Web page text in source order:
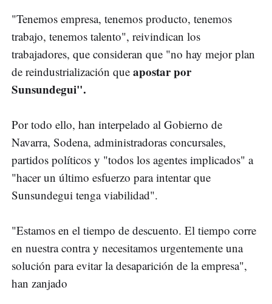
"Tenemos empresa, tenemos producto, tenemos
trabajo, tenemos talento", reivindican los
trabajadores, que consideran que "no hay mejor plan
de reindustrialización que apostar por
Sunsundegui".
Por todo ello, han interpelado al Gobierno de
Navarra, Sodena, administradoras concursales,
partidos políticos y "todos los agentes implicados" a
"hacer un último esfuerzo para intentar que
Sunsundegui tenga viabilidad".
"Estamos en el tiempo de descuento. El tiempo corre
en nuestra contra y necesitamos urgentemente una
solución para evitar la desaparición de la empresa",
han zanjado